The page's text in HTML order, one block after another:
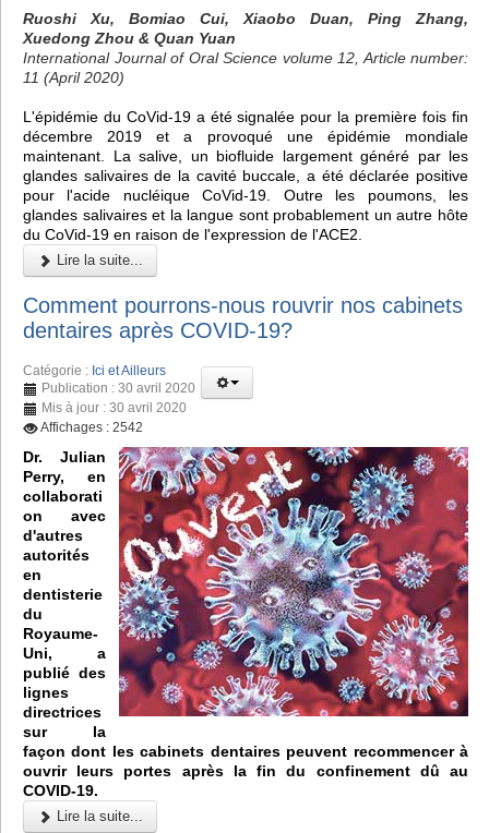
Ruoshi Xu, Bomiao Cui, Xiaobo Duan, Ping Zhang,
Xuedong Zhou & Quan Yuan
International Journal of Oral Science volume 12, Article number:
11 (April 2020)
L'épidémie du CoVid-19 a été signalée pour la première fois fin
décembre 2019 et a provoqué une épidémie mondiale
maintenant. La salive, un biofluide largement généré par les
glandes salivaires de la cavité buccale, a été déclarée positive
pour l'acide nucléique CoVid-19. Outre les poumons, les
glandes salivaires et la langue sont probablement un autre hôte
du CoVid-19 en raison de l'expression de l'ACE2.
Lire la suite...
Comment pourrons-nous rouvrir nos cabinets
dentaires après COVID-19?
Catégorie : Ici et Ailleurs
Publication : 30 avril 2020
Mis à jour : 30 avril 2020
Affichages : 2542
Dr. Julian
Perry, en
collaborati
on avec
d'autres
autorités
en
dentisterie
du
Royaume-
Uni, a
publié des
lignes
directrices
sur la
façon dont les cabinets dentaires peuvent recommencer à
ouvrir leurs portes après la fin du confinement dû au
COVID-19.
Lire la suite...